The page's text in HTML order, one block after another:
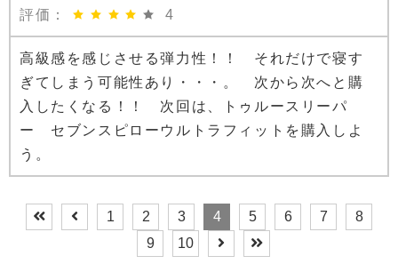
評価：
4
高級感を感じさせる弾力性！！ それだけで寝す
ぎてしまう可能性あり・・・。 次から次へと購
入したくなる！！ 次回は、トゥルースリーパ
ー セブンスピローウルトラフィットを購入しよ
う。
1 2 3 4 5 6 7
8
9
10